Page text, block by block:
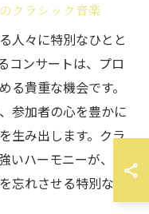
クラシック音楽
人々に特別なひとと
コンサートは、プロ
る貴重な機会です。
参加者の心を豊かに
生み出します。クラ
いハーモニーが、座
忘れさせる特別な経